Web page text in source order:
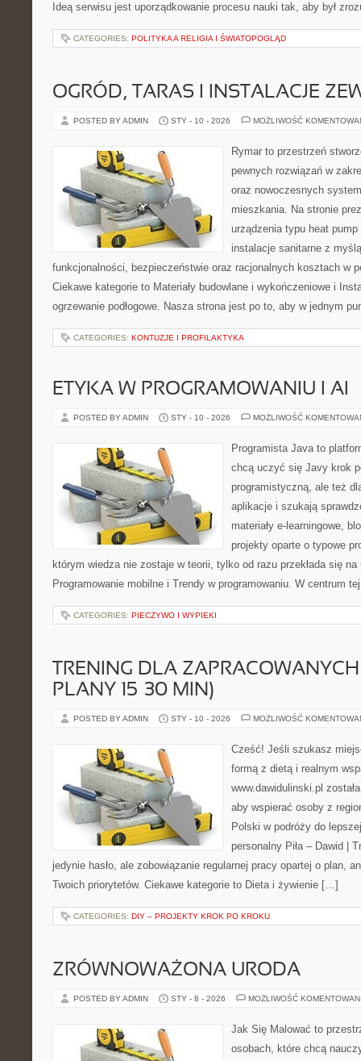
Ideą serwisu jest uporządkowanie procesu nauki tak, aby był
CATEGORIES: POLITYKA A RELIGIA I ŚWIATOPOGLĄD
OGRÓD, TARAS I INSTALACJE
POSTED BY ADMIN STY - 10 - 2026 MOŻLIWOŚĆ
Rymar to przestrzeń
pewnych rozwiązań w
oraz nowoczesnych
mieszkania. Na stronie
urządzenia typu heat
instalacje sanitarne z
funkcjonalności, bezpieczeństwie oraz racjonalnych kosztach w
Ciekawe kategorie to Materiały budowlane i wykończeniowe i
ogrzewanie podłogowe. Nasza strona jest po to, aby w jednym
CATEGORIES: KONTUZJE I PROFILAKTYKA
ETYKA W PROGRAMOWANIU I AI
POSTED BY ADMIN STY - 10 - 2026 MOŻLIWOŚĆ
Programista Java to
chcą uczyć się Javy krok
programistyczną, ale też
aplikacje i szukają
materiały e-learningowe,
projekty oparte o typowe
którym wiedza nie zostaje w teorii, tylko od razu przekłada się
Programowanie mobilne i Trendy w programowaniu. W centrum
CATEGORIES: PIECZYWO I WYPIEKI
TRENING DLA
PLANY 15–30 MIN)
POSTED BY ADMIN STY - 10 - 2026 MOŻLIWOŚĆ
Cześć! Jeśli szukasz
formą z dietą i realnym
www.dawidulinski.pl
aby wspierać osoby z
Polski w podróży do
personalny Piła – Dawid |
jedynie hasło, ale zobowiązanie regularnej pracy opartej o plan,
Twoich priorytetów. Ciekawe kategorie to Dieta i żywienie […]
CATEGORIES: DIY – PROJEKTY KROK PO KROKU
ZRÓWNOWAŻONA URODA
POSTED BY ADMIN STY - 8 - 2026 MOŻLIWOŚĆ
Jak Się Malować to
osobach, które chcą